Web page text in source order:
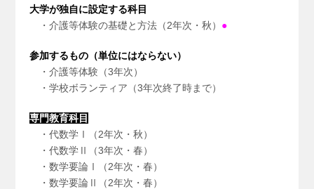
大学が独自に設定する科目
・介護等体験の基礎と方法（2年次・秋） ●
参加するもの（単位にはならない）
・介護等体験（3年次）
・学校ボランティア（3年次終了時まで）
専門教育科目
・代数学Ⅰ（2年次・秋）
・代数学Ⅱ（3年次・春）
・数学要論Ⅰ（2年次・春）
・数学要論Ⅱ（2年次・春）